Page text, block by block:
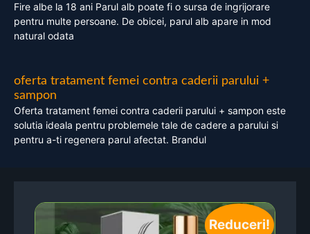
Fire albe la 18 ani Parul alb poate fi o sursa de ingrijorare
pentru multe persoane. De obicei, parul alb apare in mod
natural odata
oferta tratament femei contra caderii parului +
sampon
Oferta tratament femei contra caderii parului + sampon este
solutia ideala pentru problemele tale de cadere a parului si
pentru a-ti regenera parul afectat. Brandul
Reduceri!